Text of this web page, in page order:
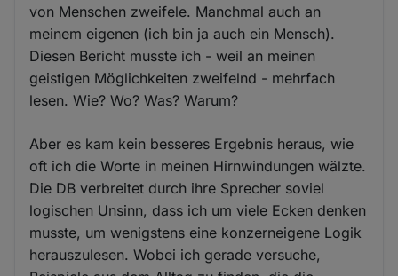
von Menschen zweifele. Manchmal auch an
meinem eigenen (ich bin ja auch ein Mensch).
Diesen Bericht musste ich - weil an meinen
geistigen Möglichkeiten zweifelnd - mehrfach
lesen. Wie? Wo? Was? Warum?
Aber es kam kein besseres Ergebnis heraus, wie
oft ich die Worte in meinen Hirnwindungen wälzte.
Die DB verbreitet durch ihre Sprecher soviel
logischen Unsinn, dass ich um viele Ecken denken
musste, um wenigstens eine konzerneigene Logik
herauszulesen. Wobei ich gerade versuche,